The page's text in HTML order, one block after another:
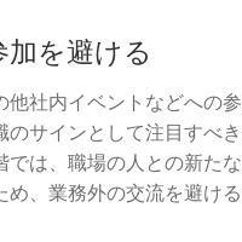
を避ける
社内イベントなどへの参
サインとして注目すべき
は、職場の人との新たな
、業務外の交流を避ける